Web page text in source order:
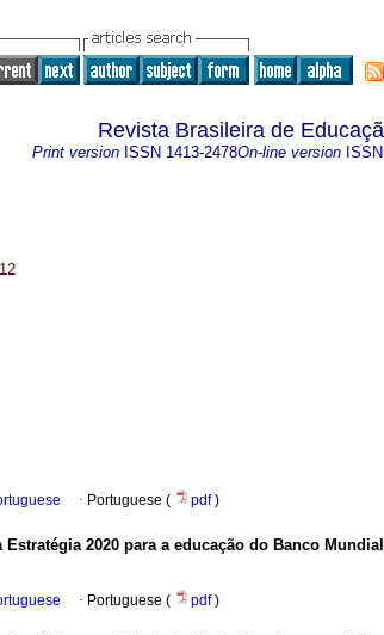
Revista Brasileira de
Print version ISSN 1413-2478On-line version ISSN
· Portuguese ( pdf)
2020 para a educação do Banco Mundial
· Portuguese ( pdf)